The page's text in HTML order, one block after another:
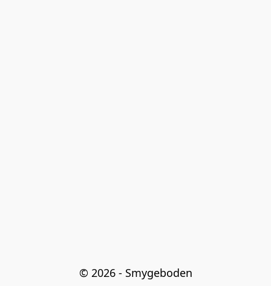
© 2026 - Smygeboden